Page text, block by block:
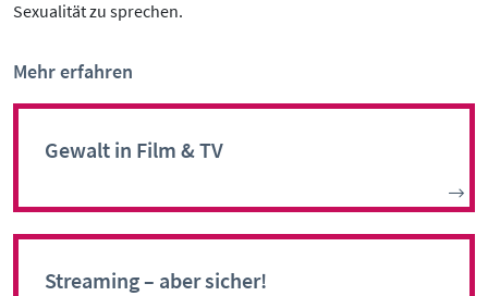
Sexualität zu sprechen.
Mehr erfahren
Gewalt in Film & TV
Streaming – aber sicher!